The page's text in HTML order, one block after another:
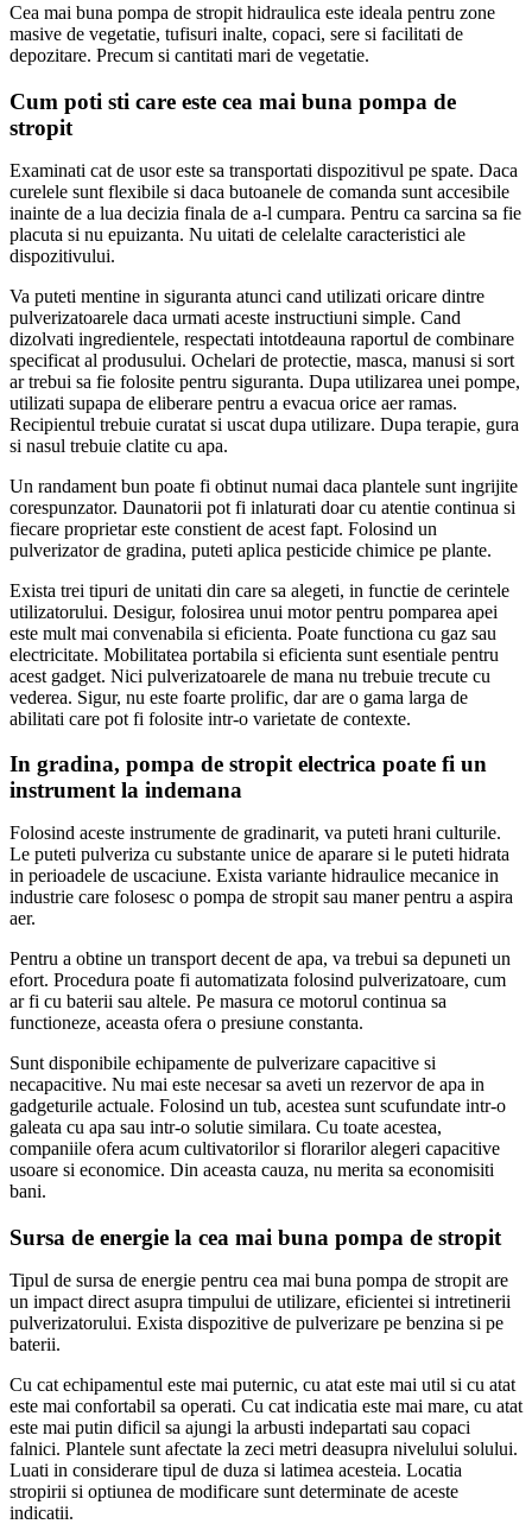
Cea mai buna pompa de stropit hidraulica este ideala pentru zone
masive de vegetatie, tufisuri inalte, copaci, sere si facilitati de
depozitare. Precum si cantitati mari de vegetatie.
Cum poti sti care este cea mai buna pompa de
stropit
Examinati cat de usor este sa transportati dispozitivul pe spate. Daca
curelele sunt flexibile si daca butoanele de comanda sunt accesibile
inainte de a lua decizia finala de a-l cumpara. Pentru ca sarcina sa fie
placuta si nu epuizanta. Nu uitati de celelalte caracteristici ale
dispozitivului.
Va puteti mentine in siguranta atunci cand utilizati oricare dintre
pulverizatoarele daca urmati aceste instructiuni simple. Cand
dizolvati ingredientele, respectati intotdeauna raportul de combinare
specificat al produsului. Ochelari de protectie, masca, manusi si sort
ar trebui sa fie folosite pentru siguranta. Dupa utilizarea unei pompe,
utilizati supapa de eliberare pentru a evacua orice aer ramas.
Recipientul trebuie curatat si uscat dupa utilizare. Dupa terapie, gura
si nasul trebuie clatite cu apa.
Un randament bun poate fi obtinut numai daca plantele sunt ingrijite
corespunzator. Daunatorii pot fi inlaturati doar cu atentie continua si
fiecare proprietar este constient de acest fapt. Folosind un
pulverizator de gradina, puteti aplica pesticide chimice pe plante.
Exista trei tipuri de unitati din care sa alegeti, in functie de cerintele
utilizatorului. Desigur, folosirea unui motor pentru pomparea apei
este mult mai convenabila si eficienta. Poate functiona cu gaz sau
electricitate. Mobilitatea portabila si eficienta sunt esentiale pentru
acest gadget. Nici pulverizatoarele de mana nu trebuie trecute cu
vederea. Sigur, nu este foarte prolific, dar are o gama larga de
abilitati care pot fi folosite intr-o varietate de contexte.
In gradina, pompa de stropit electrica poate fi un
instrument la indemana
Folosind aceste instrumente de gradinarit, va puteti hrani culturile.
Le puteti pulveriza cu substante unice de aparare si le puteti hidrata
in perioadele de uscaciune. Exista variante hidraulice mecanice in
industrie care folosesc o pompa de stropit sau maner pentru a aspira
aer.
Pentru a obtine un transport decent de apa, va trebui sa depuneti un
efort. Procedura poate fi automatizata folosind pulverizatoare, cum
ar fi cu baterii sau altele. Pe masura ce motorul continua sa
functioneze, aceasta ofera o presiune constanta.
Sunt disponibile echipamente de pulverizare capacitive si
necapacitive. Nu mai este necesar sa aveti un rezervor de apa in
gadgeturile actuale. Folosind un tub, acestea sunt scufundate intr-o
galeata cu apa sau intr-o solutie similara. Cu toate acestea,
companiile ofera acum cultivatorilor si florarilor alegeri capacitive
usoare si economice. Din aceasta cauza, nu merita sa economisiti
bani.
Sursa de energie la cea mai buna pompa de stropit
Tipul de sursa de energie pentru cea mai buna pompa de stropit are
un impact direct asupra timpului de utilizare, eficientei si intretinerii
pulverizatorului. Exista dispozitive de pulverizare pe benzina si pe
baterii.
Cu cat echipamentul este mai puternic, cu atat este mai util si cu atat
este mai confortabil sa operati. Cu cat indicatia este mai mare, cu atat
este mai putin dificil sa ajungi la arbusti indepartati sau copaci
falnici. Plantele sunt afectate la zeci metri deasupra nivelului solului.
Luati in considerare tipul de duza si latimea acesteia. Locatia
stropirii si optiunea de modificare sunt determinate de aceste
indicatii.